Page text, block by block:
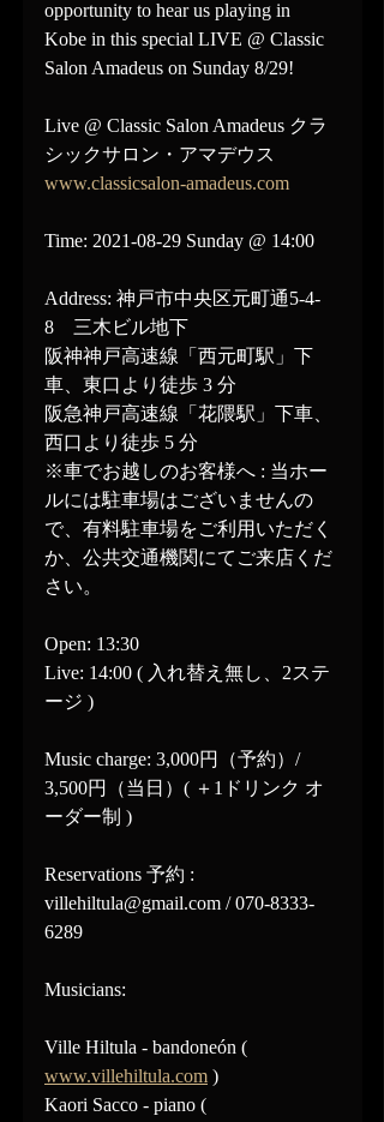
opportunity to hear us playing in
Kobe in this special LIVE @ Classic
Salon Amadeus on Sunday 8/29!
Live @ Classic Salon Amadeus クラ
シックサロン・アマデウス
www.classicsalon-amadeus.com
Time: 2021-08-29 Sunday @ 14:00
Address: 神戸市中央区元町通5-4-
8　三木ビル地下
阪神神戸高速線「西元町駅」下
車、東口より徒歩 3 分
阪急神戸高速線「花隈駅」下車、
西口より徒歩 5 分
※車でお越しのお客様へ : 当ホー
ルには駐車場はございませんの
で、有料駐車場をご利用いただく
か、公共交通機関にてご来店くだ
さい。
Open: 13:30
Live: 14:00 ( 入れ替え無し、2ステ
ージ )
Music charge: 3,000円（予約）/
3,500円（当日）( ＋1ドリンク オ
ーダー制 )
Reservations 予約 :
villehiltula@gmail.com / 070-8333-
6289
Musicians:
Ville Hiltula - bandoneón (
www.villehiltula.com )
Kaori Sacco - piano (